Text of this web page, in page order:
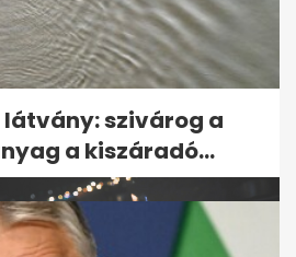
bemutatta
fogyatékos
látvány: szivárog a
a kiszáradó...